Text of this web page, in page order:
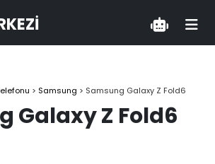
> Samsung > Samsung Galaxy Z Fold6
Galaxy Z Fold6